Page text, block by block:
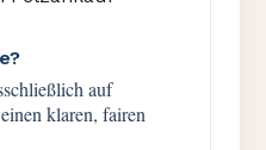
auf
klaren, fairen